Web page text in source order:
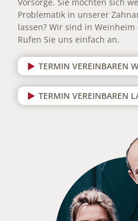
Problematik in unserer
lassen? Wir sind in
Rufen Sie uns einfach an.
TERMIN VEREINBAREN
TERMIN VEREINBAREN